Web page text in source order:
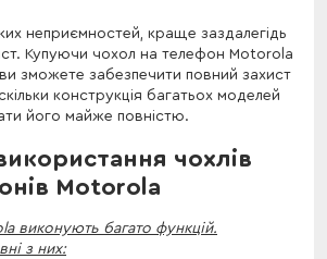
неприємностей, краще заздалегідь
Купуючи чохол на телефон Motorola
зможете забезпечити повний захист
конструкція багатьох моделей
його майже повністю.
чохлів
Motorola
виконують багато функцій.
з них: